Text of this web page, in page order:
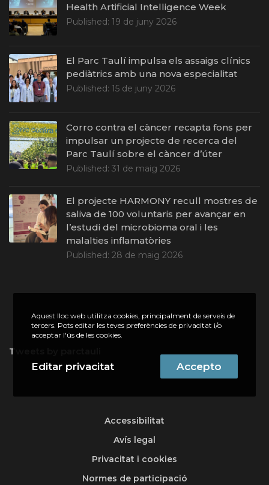
Health Artificial Intelligence Week
Published: 19 de juny 2026
El Parc Taulí impulsa els assaigs clínics
pediàtrics amb una nova especialitat
Published: 15 de juny 2026
Corro contra el càncer recapta fons per
impulsar un projecte de recerca del
Parc Taulí sobre el càncer d’úter
Published: 31 de maig 2026
El projecte HARMONY recull mostres de
saliva de 100 voluntaris per avançar en
l’estudi del microbioma oral i les
malalties inflamatòries
Published: 28 de maig 2026
Tweets by parctauli
Accessibilitat
Avís legal
Privacitat i cookies
Normes de participació
Aquest lloc web utilitza cookies, principalment de serveis de
tercers. Pots editar les teves preferències de privacitat i/o
acceptar l'ús de les cookies.
Editar privacitat Accepto